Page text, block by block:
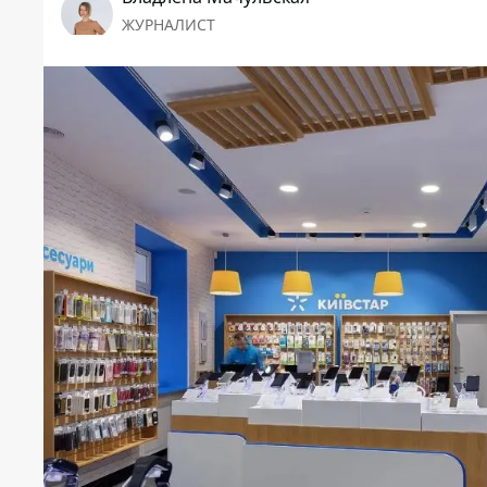
ЖУРНАЛИСТ